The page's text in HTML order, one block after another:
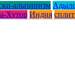
альпинизм
Хутор Индия